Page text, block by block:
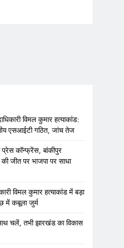
विमल कुमार हत्याकांड:
एसआईटी गठित, जांच तेज
कॉन्फ्रेंस, बांकीपुर
जीत पर भाजपा पर साधा
विमल कुमार हत्याकांड में बड़ा
में कबूला जुर्म
चलें, तभी झारखंड का विकास